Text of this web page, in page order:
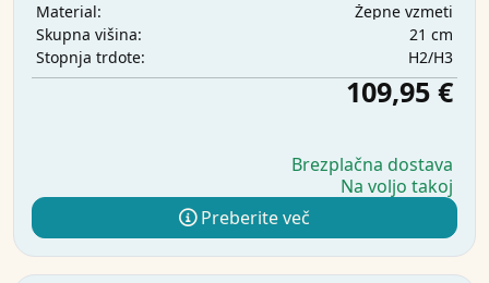
Material:
Žepne vzmeti
Skupna višina:
21 cm
Stopnja trdote:
H2/H3
109,95 €
Brezplačna dostava
Na voljo takoj
Preberite več